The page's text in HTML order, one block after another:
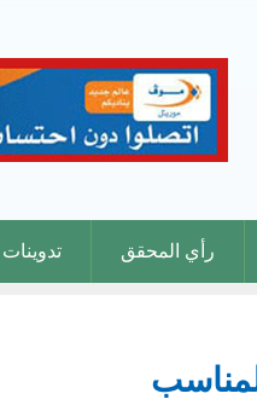
رأي المحقق تدوينات